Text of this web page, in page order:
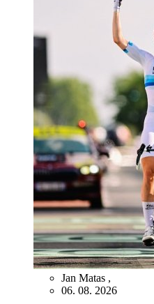
Jan Matas ,
06. 08. 2026